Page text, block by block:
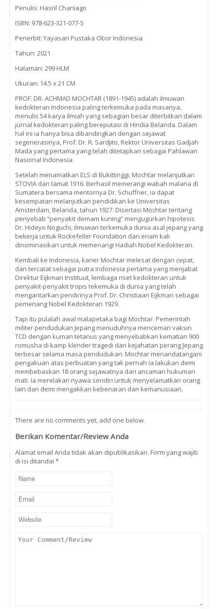
Penulis: Hasril Chaniago
ISBN: 978-623-321-077-5
Penerbit: Yayasan Pustaka Obor Indonesia
Tahun: 2021
Halaman: 299 HLM
Ukuran: 14.5 x 21 CM
PROF. DR. ACHMAD MOCHTAR (1891-1945) adalah ilmuwan
kedokteran Indonesia paling terkemuka pada masanya,
menulis 54 karya ilmiah yang sebagian besar diterbitkan dalam
jurnal kedokteran paling bereputasi di Hindia Belanda. Dalam
hal ini ia hanya bisa dibandingkan dengan sejawat
segenerasinya, Prof. Dr. R. Sardjito, Rektor Universitas Gadjah
Mada yang pertama yang telah ditetapkan sebagai Pahlawan
Nasional Indonesia.
Setelah menamatkan ELS di Bukittinggi, Mochtar melanjutkan
STOVIA dan tamat 1916. Berhasil memerangi wabah malaria di
Sumatera bersama mentornya Dr. Schuffner, ia dapat
kesempatan melanjutkan pendidikan ke Universitas
Amsterdam, Belanda, tahun 1927. Disertasi Mochtar tentang
penyebab “penyakit demam kuning” mengugurkan hipotesis
Dr. Hideyo Noguchi, ilmuwan terkemuka dunia asal jepang yang
bekerja untuk Rockefeller Foundation dan enam kali
dinominasikan untuk memenangi Hadiah Nobel Kedokteran.
Kembali ke Indonesia, karier Mochtar melesat dengan cepat,
dan tercatat sebagai putra Indonesia pertama yang menjabat
Direktur Eijkman Instituut, lembaga riset kedokteran untuk
penyakit-penyakit tropis tekemuka di dunia yang telah
mengantarkan pendirinya Prof. Dr. Christiaan Eijkman sebagai
pemenang Nobel Kedokteran 1929.
Tapi itu pulalah awal malapetaka bagi Mochtar. Pemerintah
militer pendudukan Jepang menuduhnya mencemari vaksin
TCD dengan kuman tetanus yang menyebabkan kematian 900
romusha di kamp klender tragedi dan kejahatan perang Jepang
terbesar selama masa pendudukan. Mochtar menandatangani
pengakuan atas perbuatan yang tak pernah ia lakukan demi
membebaskan 18 orang sejawatnya dari ancaman hukuman
mati. Ia merelakan nyawa sendiri untuk menyelamatkan orang
lain dan demi mengakkan kebenaran dan kemanusiaan.
There are no comments yet, add one below.
Berikan Komentar/Review Anda
Alamat email Anda tidak akan dipublikasikan. Form yang wajib
di isi ditandai *